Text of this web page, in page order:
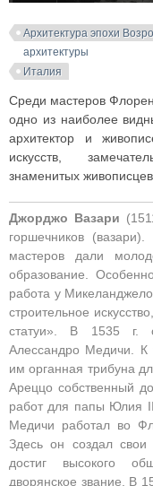
Архитектура эпохи
архитектуры
Италия
Среди мастеров
одно из наиболее
архитектор и
искусств,
знаменитых
Джорджо Вазари
горшечников
мастеров дали
образование.
работа у
строительное
статуи». В 1535 г.
Алессандро Медичи. К
им органная трибуна
Ареццо собственный
работ для папы Юлия
Медичи работал во
Здесь он создал свои
достиг высокого
дворянское звание. В